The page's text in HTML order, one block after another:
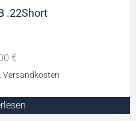
.22Short
€